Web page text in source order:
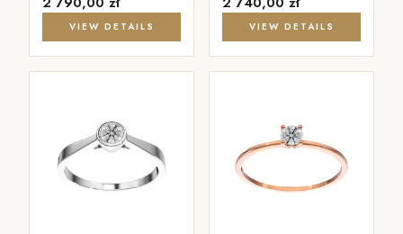
VIEW DETAILS VIEW DETAILS